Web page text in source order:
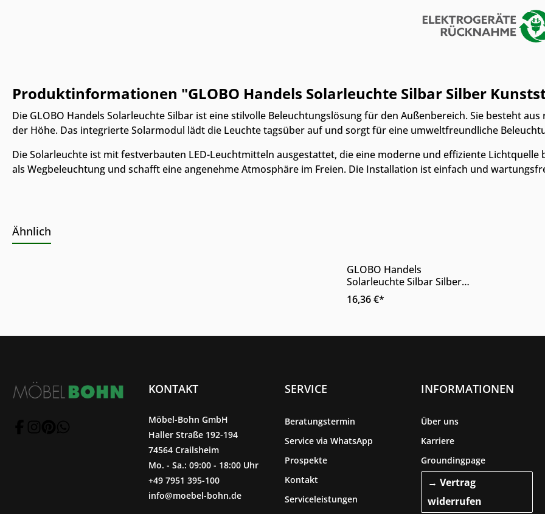
Produktinformationen "GLOBO Handels Solarleuchte Silbar Silber
Die GLOBO Handels Solarleuchte Silbar ist eine stilvolle Beleuchtungslösung für den Außenbereich. Sie besteht
der Höhe. Das integrierte Solarmodul lädt die Leuchte tagsüber auf und sorgt für eine umweltfreundliche
Die Solarleuchte ist mit festverbauten LED-Leuchtmitteln ausgestattet, die eine moderne und effiziente Lichtquelle
als Wegbeleuchtung und schafft eine angenehme Atmosphäre im Freien. Die Installation ist einfach und
Ähnlich
Produkt Anzahl: Gib den
GLOBO Handels
Solarleuchte Silbar Silber
Kunststoff Edelstahl 35 cm
Solarmodul
16,36 €*
KONTAKT
Möbel-Bohn GmbH
Haller Straße 192-194
74564 Crailsheim
Mo. - Sa.: 09:00 - 18:00 Uhr
+49 7951 395-100
info@moebel-bohn.de
SERVICE
Beratungstermin
Service via WhatsApp
Prospekte
Kontakt
Serviceleistungen
INFORMATIONEN
Über uns
Karriere
Groundingpage
→ Vertrag
widerrufen